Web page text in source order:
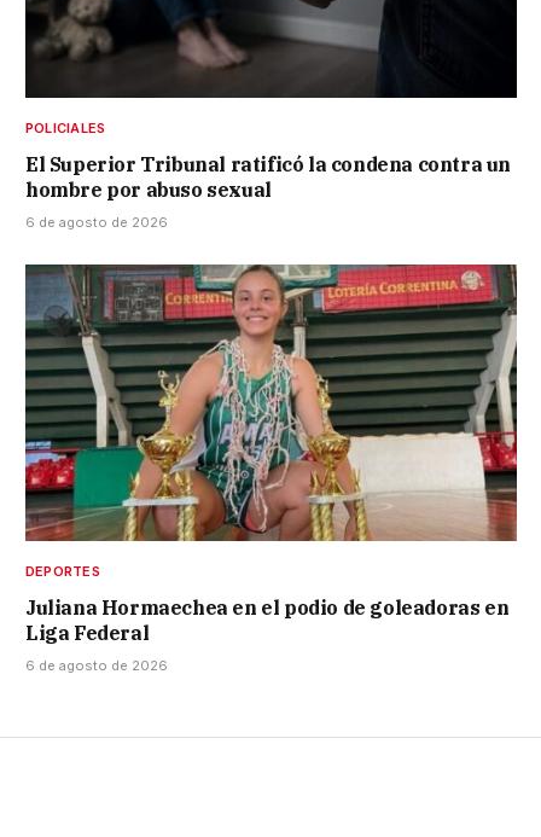
POLICIALES
El Superior Tribunal ratificó la condena contra un
hombre por abuso sexual
6 de agosto de 2026
DEPORTES
Juliana Hormaechea en el podio de goleadoras en
Liga Federal
6 de agosto de 2026